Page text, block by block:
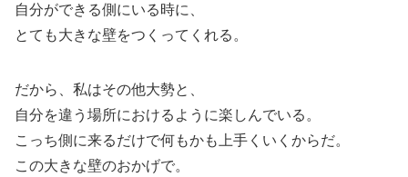
自分ができる側にいる時に、
とても大きな壁をつくってくれる。
だから、私はその他大勢と、
自分を違う場所におけるように楽しんでいる。
こっち側に来るだけで何もかも上手くいくからだ。
この大きな壁のおかげで。